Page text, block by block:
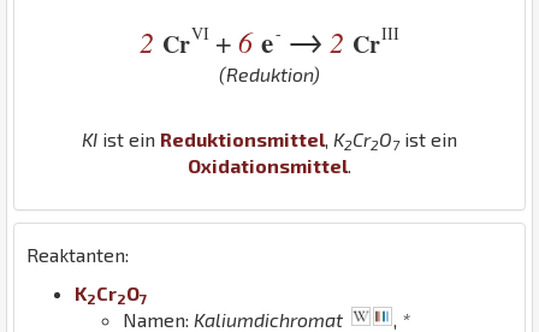
2 CrVI + 6 e- → 2 CrIII
(Reduktion)
KI ist ein Reduktionsmittel K2Cr2O7ist ein
Oxidationsmittel
Reaktanten:
K2Cr2O7
Namen: Kaliumdichromat
*